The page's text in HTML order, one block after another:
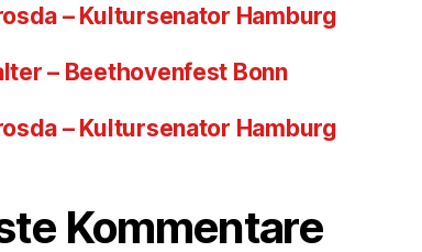
– Kultursenator Hamburg
– Beethovenfest Bonn
– Kultursenator Hamburg
Kommentare